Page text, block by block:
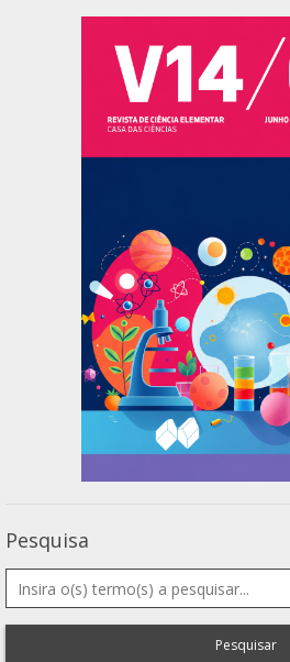
Pesquisa
Pesquisar